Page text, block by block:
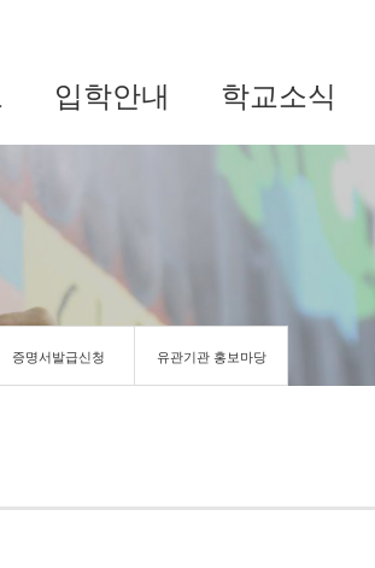
입학안내 학교소식
증명서발급신청 유관기관 홍보마당